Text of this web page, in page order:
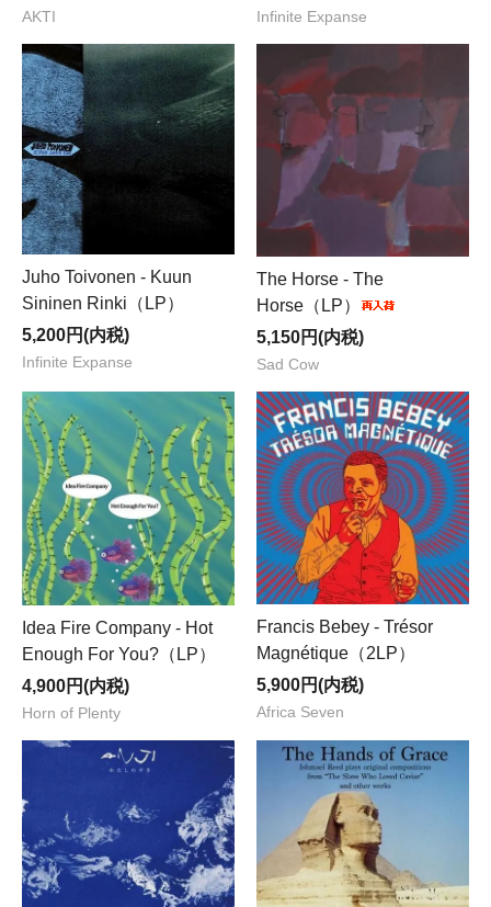
AKTI Infinite Expanse
Juho Toivonen - Kuun
Sininen Rinki（LP）
5,200円(内税)
Infinite Expanse
The Horse - The
Horse（LP）
5,150円(内税)
Sad Cow
Idea Fire Company - Hot
Enough For You?（LP）
4,900円(内税)
Horn of Plenty
Francis Bebey - Trésor
Magnétique（2LP）
5,900円(内税)
Africa Seven